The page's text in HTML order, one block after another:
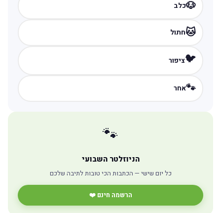
🐶כלב
🐱חתול
🐦ציפור
🐾אחר
🐾
הניוזלטר השבועי
כל יום שישי — הכתבות הכי טובות לתיבה שלכם
הרשמה חינם ❤️